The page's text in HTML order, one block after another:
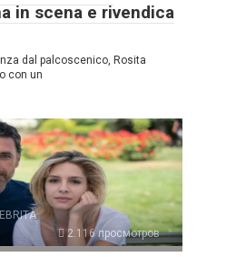
in scena e rivendica
dal palcoscenico, Rosita
con un
2.116 просмотров